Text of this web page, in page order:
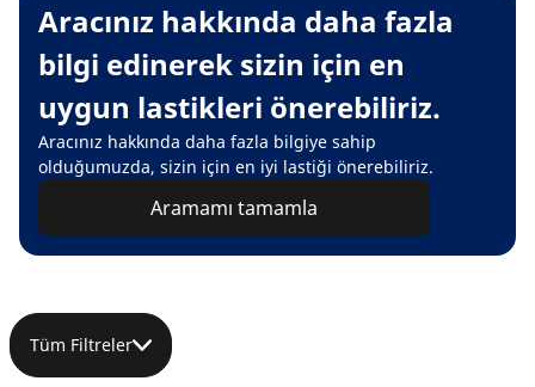
Aracınız hakkında daha fazla
bilgi edinerek sizin için en
uygun lastikleri önerebiliriz.
Aracınız hakkında daha fazla bilgiye sahip
olduğumuzda, sizin için en iyi lastiği önerebiliriz.
Aramamı tamamla
Tüm Filtreler